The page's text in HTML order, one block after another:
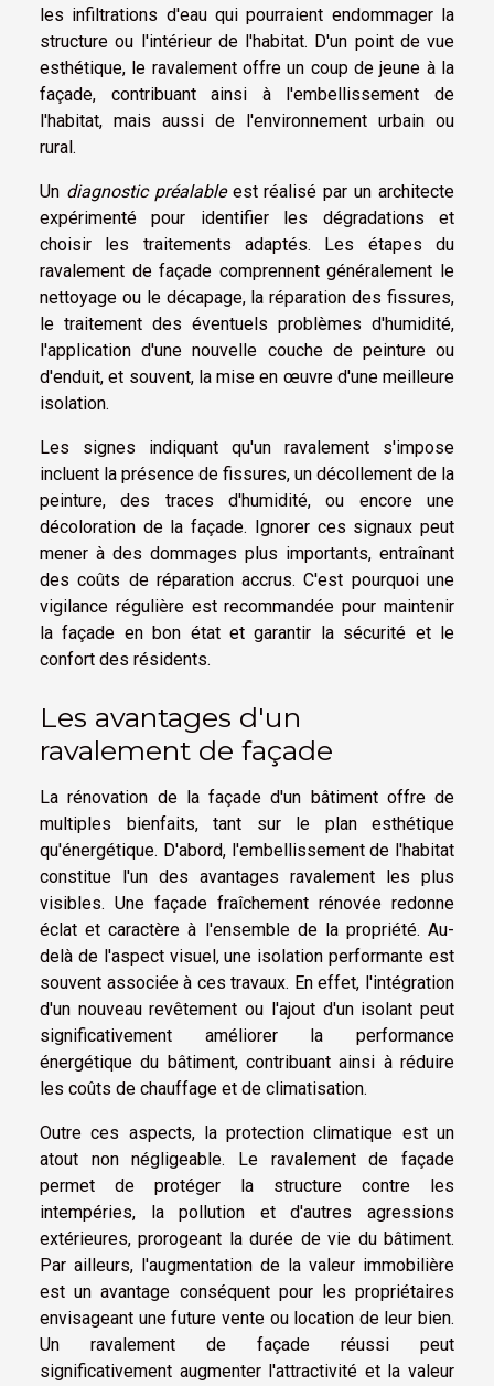
les infiltrations d'eau qui pourraient endommager la
structure ou l'intérieur de l'habitat. D'un point de vue
esthétique, le ravalement offre un coup de jeune à la
façade, contribuant ainsi à l'embellissement de
l'habitat, mais aussi de l'environnement urbain ou
rural.
Un diagnostic préalableest réalisé par un architecte
expérimenté pour identifier les dégradations et
choisir les traitements adaptés. Les étapes du
ravalement de façade comprennent généralement le
nettoyage ou le décapage, la réparation des fissures,
le traitement des éventuels problèmes d'humidité,
l'application d'une nouvelle couche de peinture ou
d'enduit, et souvent, la mise en œuvre d'une meilleure
isolation.
Les signes indiquant qu'un ravalement s'impose
incluent la présence de fissures, un décollement de la
peinture, des traces d'humidité, ou encore une
décoloration de la façade. Ignorer ces signaux peut
mener à des dommages plus importants, entraînant
des coûts de réparation accrus. C'est pourquoi une
vigilance régulière est recommandée pour maintenir
la façade en bon état et garantir la sécurité et le
confort des résidents.
Les avantages d'un
ravalement de façade
La rénovation de la façade d'un bâtiment offre de
multiples bienfaits, tant sur le plan esthétique
qu'énergétique. D'abord, l'embellissement de l'habitat
constitue l'un des avantages ravalement les plus
visibles. Une façade fraîchement rénovée redonne
éclat et caractère à l'ensemble de la propriété. Au-
delà de l'aspect visuel, une isolation performante est
souvent associée à ces travaux. En effet, l'intégration
d'un nouveau revêtement ou l'ajout d'un isolant peut
significativement améliorer la performance
énergétique du bâtiment, contribuant ainsi à réduire
les coûts de chauffage et de climatisation.
Outre ces aspects, la protection climatique est un
atout non négligeable. Le ravalement de façade
permet de protéger la structure contre les
intempéries, la pollution et d'autres agressions
extérieures, prorogeant la durée de vie du bâtiment.
Par ailleurs, l'augmentation de la valeur immobilière
est un avantage conséquent pour les propriétaires
envisageant une future vente ou location de leur bien.
Un ravalement de façade réussi peut
significativement augmenter l'attractivité et la valeur